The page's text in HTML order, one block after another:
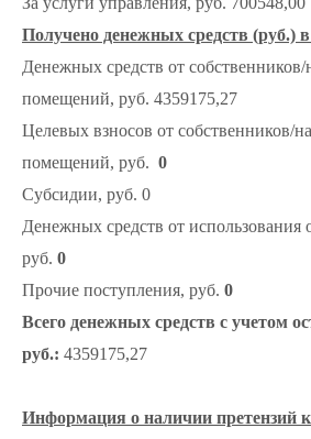
Получено денежных средств (руб.)
Денежных средств от собственников/
помещений, руб. 4359175,27
Целевых взносов от собственников/
помещений, руб. 0
Субсидии, руб. 0
Денежных средств от использования
руб. 0
Прочие поступления, руб. 0
Всего денежных средств с учетом
руб.: 4359175,27
Информация о наличии претензий к